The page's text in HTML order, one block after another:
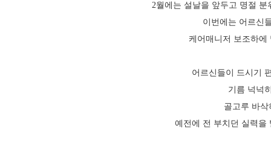
2월에는 설날을 앞두고 명절
이번에는 어르신
케어매니저 보조하에
어르신들이 드시기
기름 넉넉
골고루 바
예전에 전 부치던 실력을